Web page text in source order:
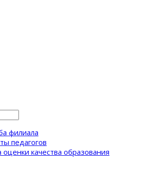
филиала
педагогов
качества образования